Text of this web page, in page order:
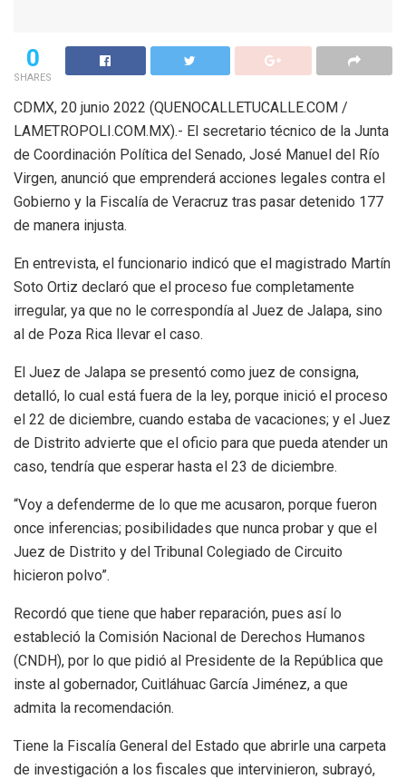
0
SHARES
CDMX, 20 junio 2022 (QUENOCALLETUCALLE.COM /
LAMETROPOLI.COM.MX).- El secretario técnico de la Junta
de Coordinación Política del Senado, José Manuel del Río
Virgen, anunció que emprenderá acciones legales contra el
Gobierno y la Fiscalía de Veracruz tras pasar detenido 177
de manera injusta.
En entrevista, el funcionario indicó que el magistrado Martín
Soto Ortiz declaró que el proceso fue completamente
irregular, ya que no le correspondía al Juez de Jalapa, sino
al de Poza Rica llevar el caso.
El Juez de Jalapa se presentó como juez de consigna,
detalló, lo cual está fuera de la ley, porque inició el proceso
el 22 de diciembre, cuando estaba de vacaciones; y el Juez
de Distrito advierte que el oficio para que pueda atender un
caso, tendría que esperar hasta el 23 de diciembre.
“Voy a defenderme de lo que me acusaron, porque fueron
once inferencias; posibilidades que nunca probar y que el
Juez de Distrito y del Tribunal Colegiado de Circuito
hicieron polvo”.
Recordó que tiene que haber reparación, pues así lo
estableció la Comisión Nacional de Derechos Humanos
(CNDH), por lo que pidió al Presidente de la República que
inste al gobernador, Cuitláhuac García Jiménez, a que
admita la recomendación.
Tiene la Fiscalía General del Estado que abrirle una carpeta
de investigación a los fiscales que intervinieron, subrayó,